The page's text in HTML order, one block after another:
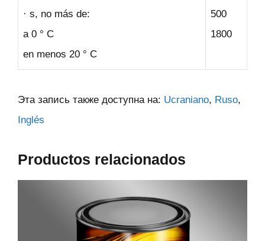
· s, no más de:
a 0 ° C
en menos 20 ° C
500
1800
Эта запись также доступна на: Ucraniano Ruso
Inglés
Productos relacionados